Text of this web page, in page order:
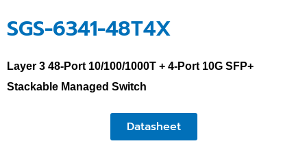
SGS-6341-48T4X
Layer 3 48-Port 10/100/1000T + 4-Port 10G SFP+
Stackable Managed Switch
Datasheet